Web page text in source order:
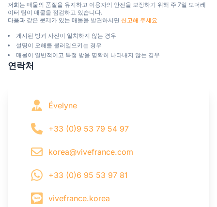
저희는 매물의 품질을 유지하고 이용자의 안전을 보장하기 위해 주 7일 모더레
이터 팀이 매물을 점검하고 있습니다.
다음과 같은 문제가 있는 매물을 발견하시면 신고해 주세요
게시된 방과 사진이 일치하지 않는 경우
설명이 오해를 불러일으키는 경우
매물이 일반적이고 특정 방을 명확히 나타내지 않는 경우
연락처
Évelyne
+33 (0)9 53 79 54 97
korea@vivefrance.com
+33 (0)6 95 53 97 81
vivefrance.korea